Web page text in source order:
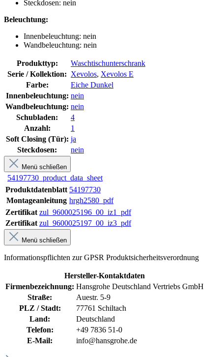
Steckdosen: nein
Beleuchtung:
Innenbeleuchtung: nein
Wandbeleuchtung: nein
Produkttyp:
Waschtischunterschrank
Serie / Kollektion: Xevolos, Xevolos E
Farbe:
Eiche Dunkel
Innenbeleuchtung: nein
Wandbeleuchtung: nein
Schubladen:
4
Anzahl:
1
Soft Closing (Tür): ja
Steckdosen:
nein
Menü schließen
54197730_product_data_sheet
Produktdatenblatt 54197730
Montageanleitung hrgh2580_pdf
Zertifikat zul_9600025196_00_iz1_pdf
Zertifikat zul_9600025197_00_iz3_pdf
Menü schließen
Informationspflichten zur GPSR Produktsicherheitsverordnung
Hersteller-Kontaktdaten
Firmenbezeichnung: Hansgrohe Deutschland Vertriebs GmbH
Straße:
Auestr. 5-9
PLZ / Stadt:
77761 Schiltach
Land:
Deutschland
Telefon:
+49 7836 51-0
E-Mail:
info@hansgrohe.de